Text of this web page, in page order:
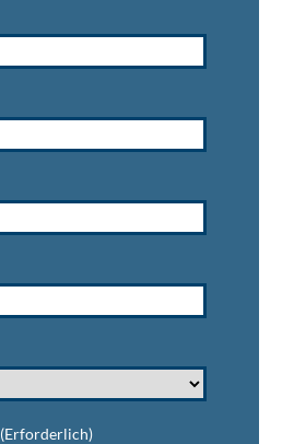
(Erforderlich)